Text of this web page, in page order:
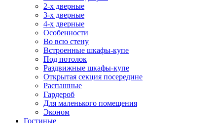
2-х дверные
3-х дверные
4-х дверные
Особенности
Во всю стену
Встроенные шкафы-купе
Под потолок
Раздвижные шкафы-купе
Открытая секция посередине
Распашные
Гардероб
Для маленького помещения
Эконом
Гостиные